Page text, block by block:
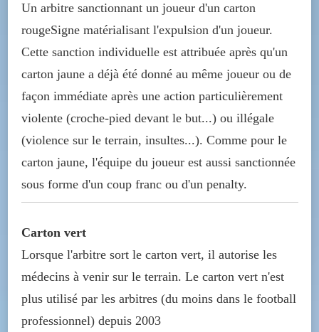
Un arbitre sanctionnant un joueur d'un carton
rougeSigne matérialisant l'expulsion d'un joueur.
Cette sanction individuelle est attribuée après qu'un
carton jaune a déjà été donné au même joueur ou de
façon immédiate après une action particulièrement
violente (croche-pied devant le but...) ou illégale
(violence sur le terrain, insultes...). Comme pour le
carton jaune, l'équipe du joueur est aussi sanctionnée
sous forme d'un coup franc ou d'un penalty.
Carton vert
Lorsque l'arbitre sort le carton vert, il autorise les
médecins à venir sur le terrain. Le carton vert n'est
plus utilisé par les arbitres (du moins dans le football
professionnel) depuis 2003